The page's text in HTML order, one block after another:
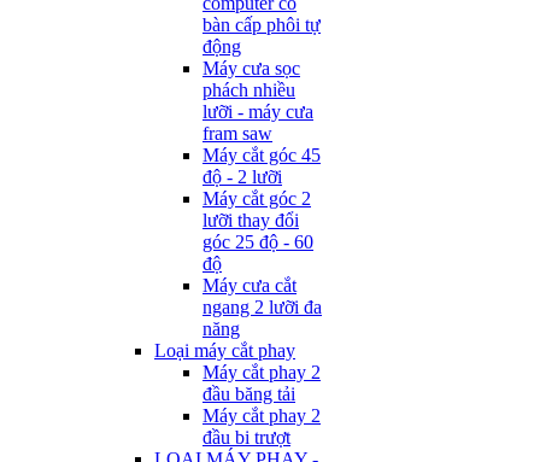
bàn cấp phôi tự
động
Máy cưa sọc
phách nhiều
lưỡi - máy cưa
fram saw
Máy cắt góc 45
độ - 2 lưỡi
Máy cắt góc 2
lưỡi thay đổi
góc 25 độ - 60
độ
Máy cưa cắt
ngang 2 lưỡi đa
năng
Loại máy cắt phay
Máy cắt phay 2
đầu băng tải
Máy cắt phay 2
đầu bi trượt